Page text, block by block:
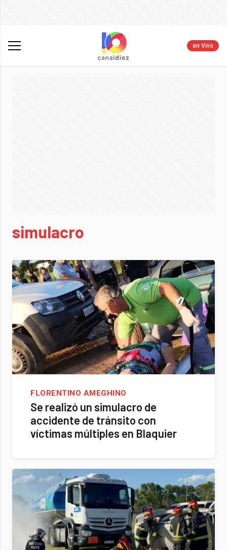
en Vivo
simulacro
FLORENTINO AMEGHINO
Se realizó un simulacro de
accidente de tránsito con
víctimas múltiples en Blaquier